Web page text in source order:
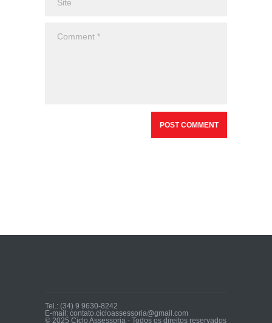
Tel.: (34) 9 9630-8242
E-mail: contato.cicloassessoria@gmail.com
© 2025 Ciclo Assessoria - Todos os direitos reservados